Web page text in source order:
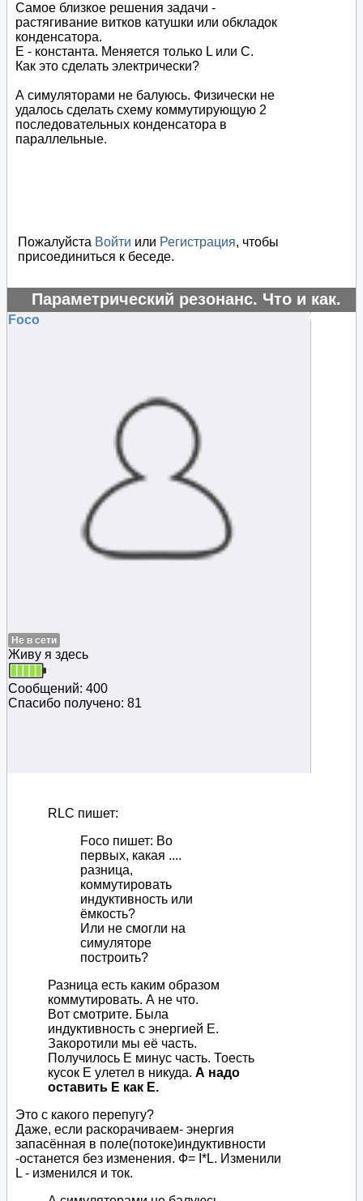
Самое близкое решения задачи -
растягивание витков катушки или обкладок
конденсатора.
Е - константа. Меняется только L или C.
Как это сделать электрически?
А симуляторами не балуюсь. Физически не
удалось сделать схему коммутирующую 2
последовательных конденсатора в
параллельные.
Пожалуйста Войти или Регистрация, чтобы
присоединиться к беседе.
Параметрический резонанс. Что и как.
#16230
Foco
Не в сети
Живу я здесь
Сообщений: 400
Спасибо получено: 81
RLC пишет:
Foco пишет: Во
первых, какая ....
разница,
коммутировать
индуктивность или
ёмкость?
Или не смогли на
симуляторе
построить?
Разница есть каким образом
коммутировать. А не что.
Вот смотрите. Была
индуктивность с энергией Е.
Закоротили мы её часть.
Получилось Е минус часть. Тоесть
кусок Е улетел в никуда. А надо
оставить Е как Е.
Это с какого перепугу?
Даже, если раскорачиваем- энергия
запасённая в поле(потоке)индуктивности
-останется без изменения. Ф= I*L. Изменили
L - изменился и ток.